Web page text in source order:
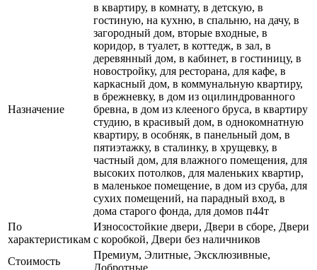
Назначение
в квартиру, в комнату, в детскую, в
гостиную, на кухню, в спальню, на дачу, в
загородный дом, вторые входные, в
коридор, в туалет, в коттедж, в зал, в
деревянный дом, в кабинет, в гостиницу, в
новостройку, для ресторана, для кафе, в
каркасный дом, в коммунальную квартиру,
в брежневку, в дом из оцилиндрованного
бревна, в дом из клееного бруса, в квартиру
студию, в красивый дом, в однокомнатную
квартиру, в особняк, в панельный дом, в
пятиэтажку, в сталинку, в хрущевку, в
частный дом, для влажного помещения, для
высоких потолков, для маленьких квартир,
в маленькое помещение, в дом из сруба, для
сухих помещений, на парадный вход, в
дома старого фонда, для домов п44т
По
характеристикам
Износостойкие двери, Двери в сборе, Двери
с коробкой, Двери без наличников
Стоимость
Премиум, Элитные, Эксклюзивные,
Добротные